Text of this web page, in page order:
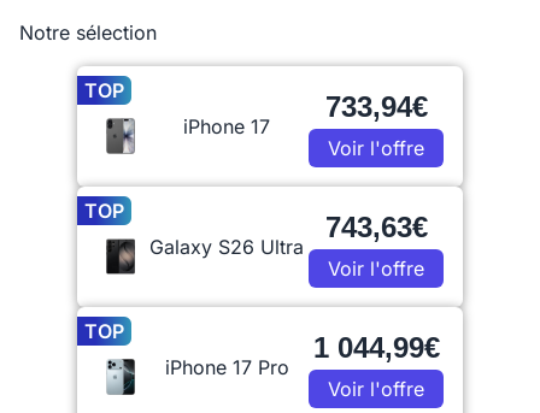
Notre sélection
TOP
iPhone 17
733,94€
Voir l'offre
TOP
Galaxy S26 Ultra
743,63€
Voir l'offre
TOP
iPhone 17 Pro
1 044,99€
Voir l'offre